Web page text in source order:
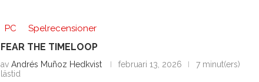
PC Spelrecensioner
FEAR THE TIMELOOP
av Andrés Muñoz Hedkvist februari 13, 2026
7 minut(ers)
lästid